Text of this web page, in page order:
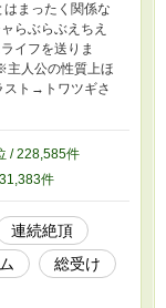
まったく関係な
らぶらぶえちえ
イフを送りま
人公の性質上ほ
スト→トワツギさ
/ 228,585件
件
連続絶頂
総受け